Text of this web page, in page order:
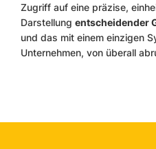
Zugriff auf eine präzise,
Darstellung entscheidender
und das mit einem einzigen
Unternehmen, von überall